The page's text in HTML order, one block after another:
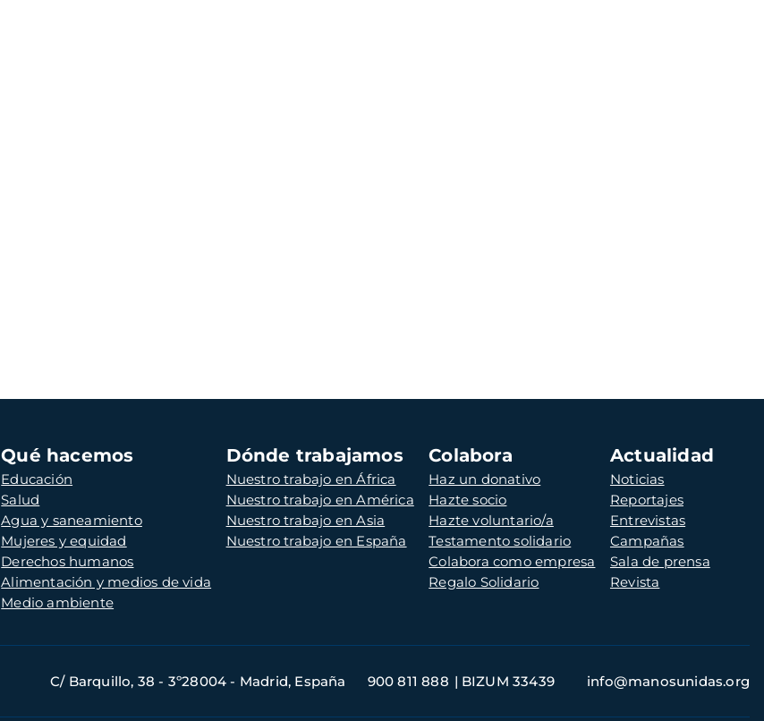
Qué hacemos
Educación
Salud
Agua y saneamiento
Mujeres y equidad
Derechos humanos
Alimentación y medios de vida
Medio ambiente
Dónde trabajamos
Nuestro trabajo en África
Nuestro trabajo en América
Nuestro trabajo en Asia
Nuestro trabajo en España
Colabora
Haz un donativo
Hazte socio
Hazte voluntario/a
Testamento solidario
Colabora como empresa
Regalo Solidario
Actualidad
Noticias
Reportajes
Entrevistas
Campañas
Sala de prensa
Revista
C/ Barquillo, 38 - 3º28004 - Madrid, España 900 811 888 BIZUM 33439 info@manosunidas.org